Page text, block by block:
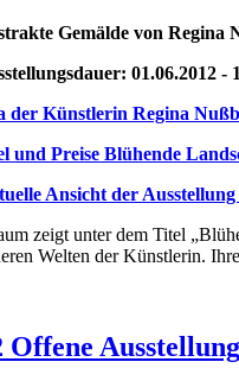
Gemälde von Regina
01.06.2012 -
der Künstlerin Regina
und Preise Blühende
Ansicht der
zeigt unter dem Titel
Welten der Künstlerin.
Offene